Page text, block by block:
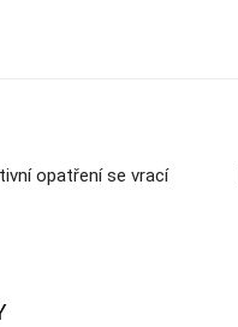
opatření se vrací